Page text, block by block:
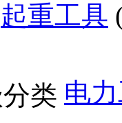
起重工具
电